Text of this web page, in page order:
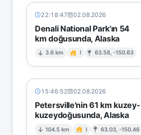
22:18:47 02.08.2026
Denali National Park'ın 54
km doğusunda, Alaska
3.6 km I 63.58, -150.63
15:46:52 02.08.2026
Petersville'nin 61 km kuzey-
kuzeydoğusunda, Alaska
104.5 km I 63.03, -150.46